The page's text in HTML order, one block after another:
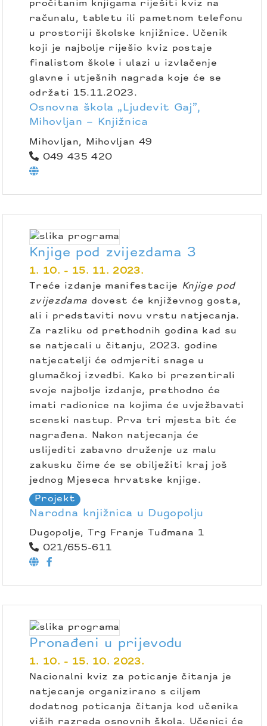
pročitanim knjigama riješiti kviz na
računalu, tabletu ili pametnom telefonu
u prostoriji školske knjižnice. Učenik
koji je najbolje riješio kviz postaje
finalistom škole i ulazi u izvlačenje
glavne i utješnih nagrada koje će se
održati 15.11.2023.
Osnovna škola „Ljudevit Gaj”,
Mihovljan – Knjižnica
Mihovljan, Mihovljan 49
049 435 420
Knjige pod zvijezdama 3
1. 10. - 15. 11. 2023.
Treće izdanje manifestacije
Knjige pod
zvijezdama dovest će književnog gosta,
ali i predstaviti novu vrstu natjecanja.
Za razliku od prethodnih godina kad su
se natjecali u čitanju, 2023. godine
natjecatelji će odmjeriti snage u
glumačkoj izvedbi. Kako bi prezentirali
svoje najbolje izdanje, prethodno će
imati radionice na kojima će uvježbavati
scenski nastup. Prva tri mjesta bit će
nagrađena. Nakon natjecanja će
uslijediti zabavno druženje uz malu
zakusku čime će se obilježiti kraj još
jednog Mjeseca hrvatske knjige.
Projekt
Narodna knjižnica u Dugopolju
Dugopolje, Trg Franje Tuđmana 1
021/655-611
Pronađeni u prijevodu
1. 10. - 15. 10. 2023.
Nacionalni kviz za poticanje čitanja je
natjecanje organizirano s ciljem
dodatnog poticanja čitanja kod učenika
viših razreda osnovnih škola. Učenici će